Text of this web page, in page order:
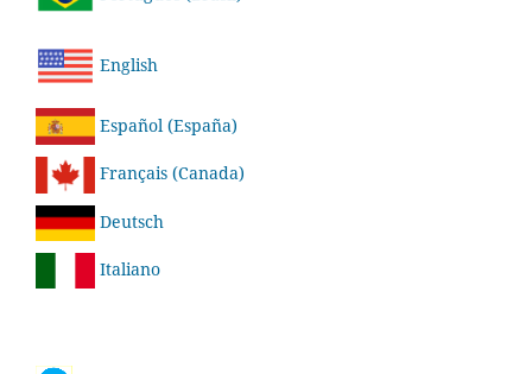
English
Español (España)
Français (Canada)
Deutsch
Italiano